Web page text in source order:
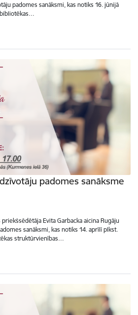
padomes sanāksmi, kas notiks 16. jūnijā
padomes sanāksme
Evita Garbacka aicina Rugāju
sanāksmi, kas notiks 14. aprīlī plkst.
struktūrvienības…